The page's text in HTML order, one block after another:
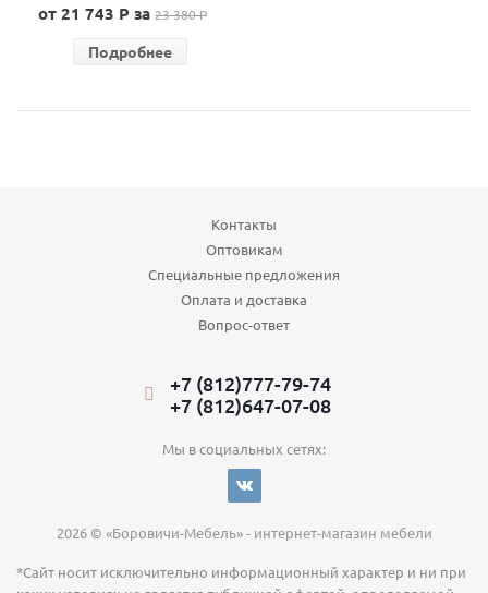
от 21 743 P за23 380 P
Подробнее
Контакты
Оптовикам
Специальные предложения
Оплата и доставка
Вопрос-ответ
+7 (812)777-79-74
+7 (812)647-07-08
Мы в социальных сетях:
2026 © «Боровичи-Мебель» - интернет-магазин мебели
*Сайт носит исключительно информационный характер и ни при